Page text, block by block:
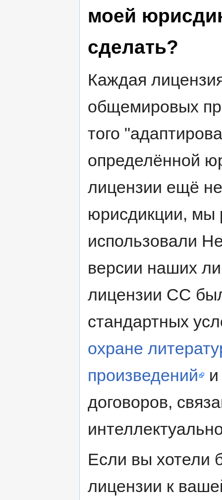
моей
сделать?
Каждая
общемировых
того
определённой
лицензии ещё
юрисдикции, мы
использовали
версии наших
лицензии CC
стандартных
охране
произведений
договоров,
Если вы хотели
лицензии к